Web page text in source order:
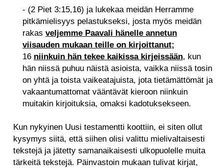
- (2 Piet 3:15,16) ja lukekaa meidän Herramme
pitkämielisyys pelastukseksi, josta myös meidän
rakas veljemme Paavali hänelle annetun
viisauden mukaan teille on kirjoittanut;
16 niinkuin hän tekee kaikissa kirjeissään, kun
hän niissä puhuu näistä asioista, vaikka niissä tosin
on yhtä ja toista vaikeatajuista, jota tietämättömät ja
vakaantumattomat vääntävät kieroon niinkuin
muitakin kirjoituksia, omaksi kadotuksekseen.
Kun nykyinen Uusi testamentti koottiin, ei siten ollut
kysymys siitä, että siihen olisi valittu mielivaltaisesti
tekstejä ja jätetty samanaikaisesti ulkopuolelle muita
tärkeitä tekstejä. Päinvastoin mukaan tulivat kirjat,